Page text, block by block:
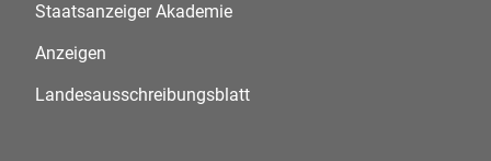
Staatsanzeiger Akademie
Anzeigen
Landesausschreibungsblatt